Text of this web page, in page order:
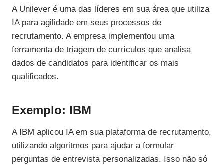
A Unilever é uma das líderes em sua área que utiliza
IA para agilidade em seus processos de
recrutamento. A empresa implementou uma
ferramenta de triagem de currículos que analisa
dados de candidatos para identificar os mais
qualificados.
Exemplo: IBM
A IBM aplicou IA em sua plataforma de recrutamento,
utilizando algoritmos para ajudar a formular
perguntas de entrevista personalizadas. Isso não só